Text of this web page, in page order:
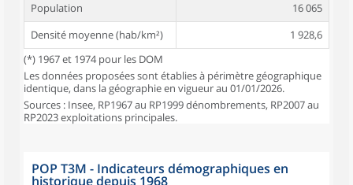
Population
16 065
Densité moyenne (hab/km²)
1 928,6
(*) 1967 et 1974 pour les DOM
Les données proposées sont établies à périmètre géographique
identique, dans la géographie en vigueur au 01/01/2026.
Sources : Insee, RP1967 au RP1999 dénombrements, RP2007 au
RP2023 exploitations principales.
POP T3M - Indicateurs démographiques en
historique depuis 1968